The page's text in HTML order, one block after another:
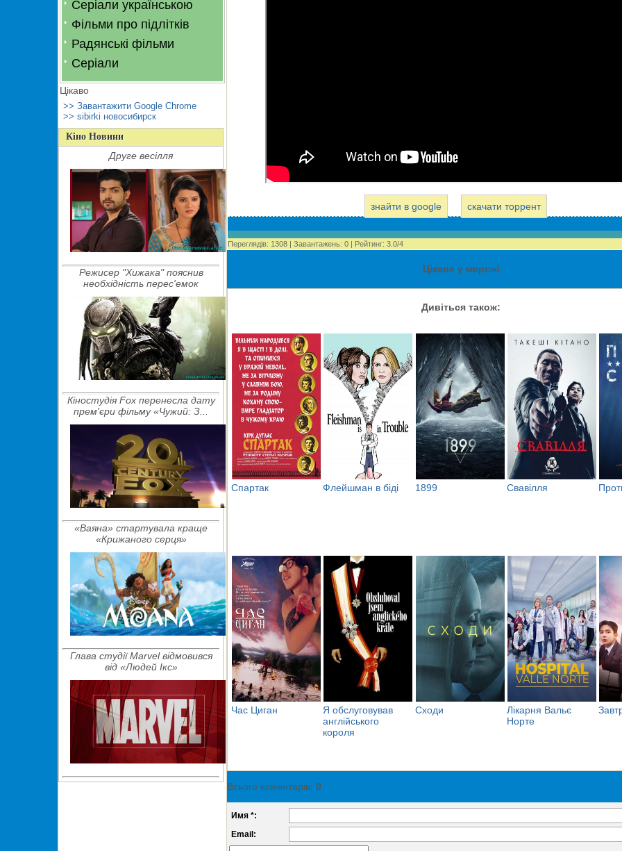
Серіали українською
Фільми про підлітків
Радянські фільми
Серіали
Цікаво
>> Завантажити Google Chrome
>> sibirki новосибирск
Кіно Новини
Друге весілля
Режисер "Хижака" пояснив
необхідність перес'емок
Кіностудія Fox перенесла дату
прем'єри фільму «Чужий: З...
«Ваяна» стартувала краще
«Крижаного серця»
Глава студії Marvel відмовився
від «Людей Ікс»
знайти в google скачати торрент
Переглядів: 1308 | Завантажень: 0 | Рейтинг: 3.0/4
Цікаве у мережі
Дивіться також:
Спартак Флейшман в біді 1899 Свавілля
Час Циган
Я обслуговував
англійського
короля
Сходи
Лікарня Вальє
Норте
Всього коментарів: 0
Имя *:
Email: